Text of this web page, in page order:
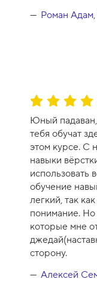
Роман Адам,
О
ц
е
н
к
а
к
у
р
с
а
-
1
0
Юный
тебя обучат
этом курсе. С
навыки
использовать
обучение
легкий, так
понимание.
которые мне
сторону.
Алексей